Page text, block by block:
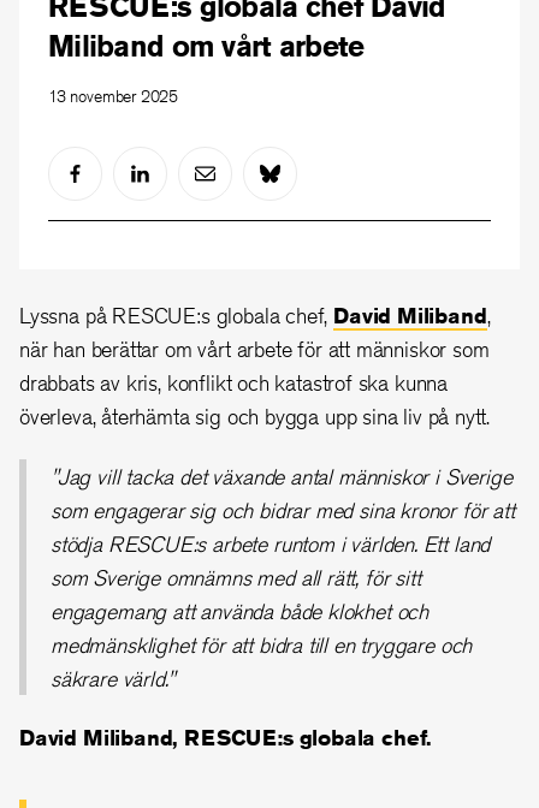
Miliband om vårt arbete
13 november 2025
Lyssna på RESCUE:s globala chef, David Miliband,
när han berättar om vårt arbete för att människor som
drabbats av kris, konflikt och katastrof ska kunna
överleva, återhämta sig och bygga upp sina liv på nytt.
"Jag vill tacka det växande antal människor i Sverige
som engagerar sig och bidrar med sina kronor för att
stödja RESCUE:s arbete runtom i världen. Ett land
som Sverige omnämns med all rätt, för sitt
engagemang att använda både klokhet och
medmänsklighet för att bidra till en tryggare och
säkrare värld."
David Miliband, RESCUE:s globala chef.